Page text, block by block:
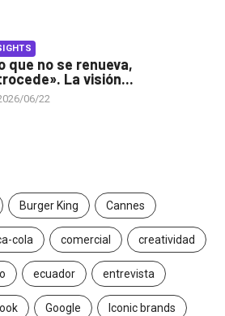
que no se renueva,
La visión...
06/22
Burger King Cannes
cola comercial creatividad
ecuador entrevista
Google Iconic brands